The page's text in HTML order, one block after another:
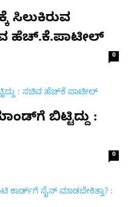
ಸಿಲುಕಿರುವ
ಹೆಚ್​.ಕೆ.ಪಾಟೀಲ್​
0
ಬಿಟ್ಟಿದ್ದು :
0